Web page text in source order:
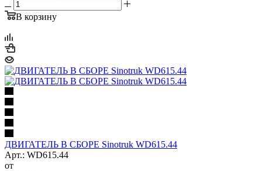
В корзину
ДВИГАТЕЛЬ В СБОРЕ Sinotruk WD615.44
Арт.: WD615.44
от